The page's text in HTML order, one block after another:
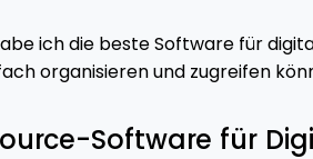
ich die beste Software für
organisieren und zugreifen
Software für